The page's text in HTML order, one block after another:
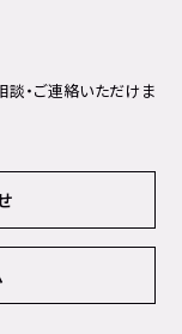
談・ご連絡いただけま